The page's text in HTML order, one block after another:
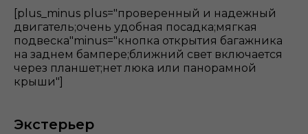
[plus_minus plus="проверенный и надежный
двигатель;очень удобная посадка;мягкая
подвеска"minus="кнопка открытия багажника
на заднем бампере;ближний свет включается
через планшет;нет люка или панорамной
крыши"]
Экстерьер